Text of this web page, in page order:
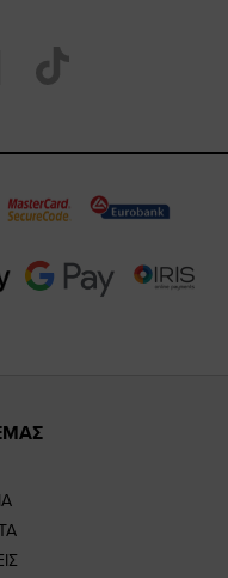
Visit
https://
page
our
TikTok
page